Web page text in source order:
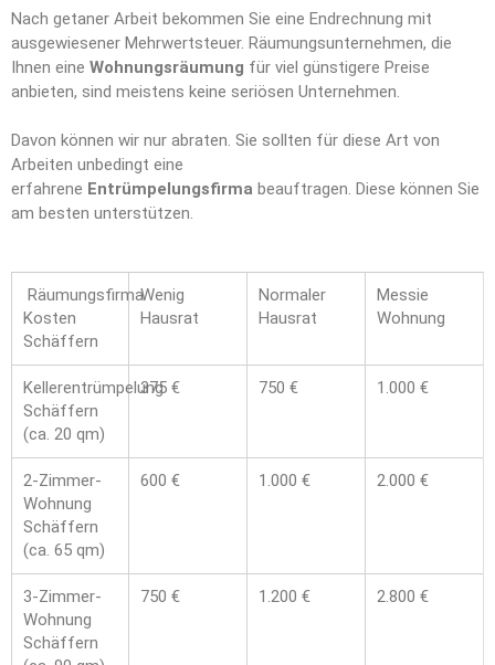
Nach getaner Arbeit bekommen Sie eine Endrechnung mit
ausgewiesener Mehrwertsteuer. Räumungsunternehmen, die
Ihnen eine Wohnungsräumung für viel günstigere Preise
anbieten, sind meistens keine seriösen Unternehmen.
Davon können wir nur abraten. Sie sollten für diese Art von
Arbeiten unbedingt eine
erfahrene Entrümpelungsfirma beauftragen. Diese können Sie
am besten unterstützen.
Räumungsfirma
Kosten
Schäffern
Wenig
Hausrat
Normaler
Hausrat
Messie
Wohnung
Kellerentrümpelung
Schäffern
(ca. 20 qm)
375 € 750 € 1.000 €
2-Zimmer-
Wohnung
Schäffern
(ca. 65 qm)
600 € 1.000 € 2.000 €
3-Zimmer-
Wohnung
Schäffern
750 € 1.200 € 2.800 €